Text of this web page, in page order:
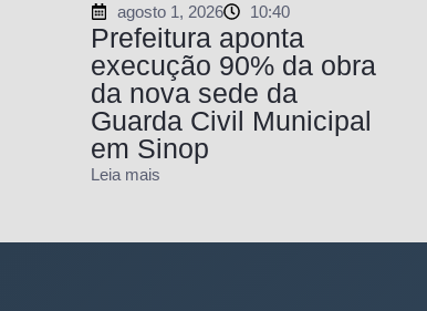
agosto 1, 2026 10:40
Prefeitura aponta
execução 90% da obra
da nova sede da
Guarda Civil Municipal
em Sinop
Leia mais